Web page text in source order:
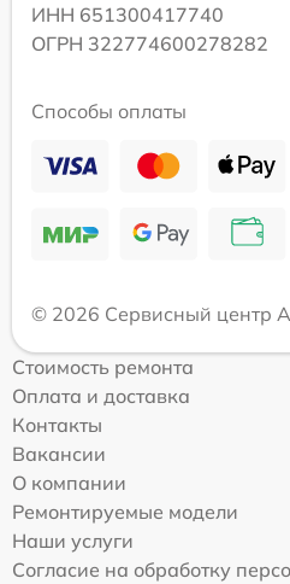
ИНН 651300417740
ОГРН 322774600278282
Способы оплаты
© 2026 Сервисный центр
Стоимость ремонта
Оплата и доставка
Контакты
Вакансии
О компании
Ремонтируемые модели
Наши услуги
Согласие на обработку